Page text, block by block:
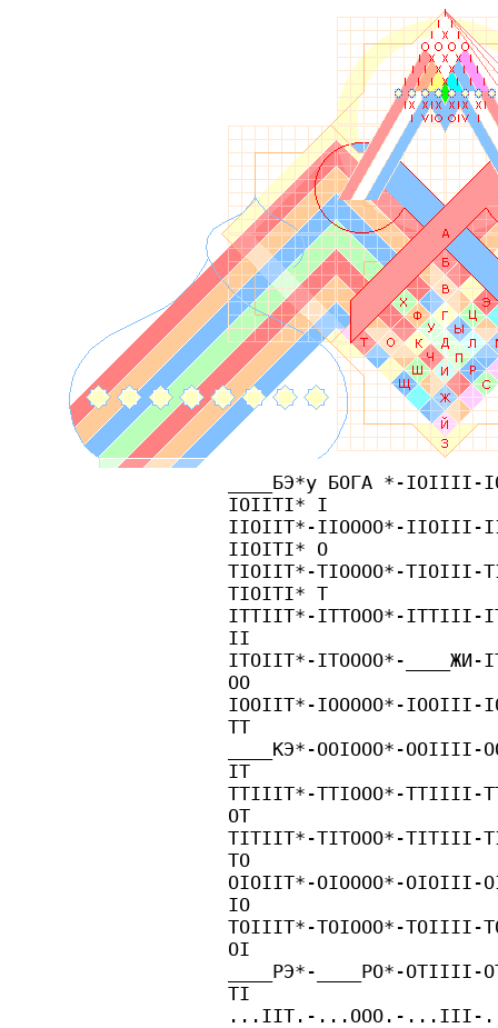
____БЭ*у БОГА *-IOIIII-
IOIITI* I
IIOIIT*-IIOOOO*-IIOIII-
IIOITI* O
TIOIIT*-TIOOOO*-TIOIII-
TIOITI* T
ITTIIT*-ITTOOO*-ITTIII-
II
ITOIIT*-ITOOOO*-
OO
IOOIIT*-IOOOOO*-IOOIII-
TT
____КЭ*-OOIOOO*-OOIIII-
IT
TTIIIT*-TTIOOO*-TTIIII-
OT
TITIIT*-TITOOO*-TITIII-
TO
OIOIIT*-OIOOOO*-OIOIII-
IO
TOIIIT*-TOIOOO*-TOIIII-
OI
____РЭ*-____РО*-OTIIII-
TI
...IIT.-...OOO.-...III-